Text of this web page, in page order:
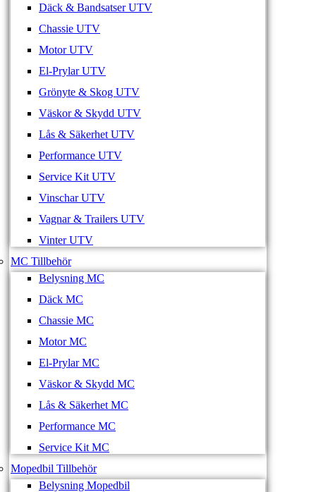
Däck & Bandsatser UTV
Chassie UTV
Motor UTV
El-Prylar UTV
Grönyte & Skog UTV
Väskor & Skydd UTV
Lås & Säkerhet UTV
Performance UTV
Service Kit UTV
Vinschar UTV
Vagnar & Trailers UTV
Vinter UTV
MC Tillbehör
Belysning MC
Däck MC
Chassie MC
Motor MC
El-Prylar MC
Väskor & Skydd MC
Lås & Säkerhet MC
Performance MC
Service Kit MC
Mopedbil Tillbehör
Belysning Mopedbil